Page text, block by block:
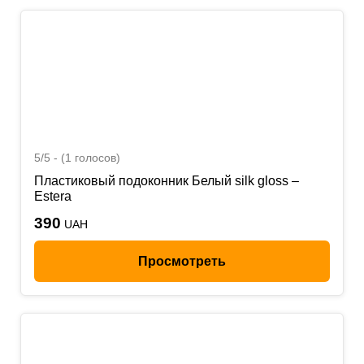
5/5 - (1 голосов)
Пластиковый подоконник Белый silk gloss –
Estera
390 UAH
Просмотреть